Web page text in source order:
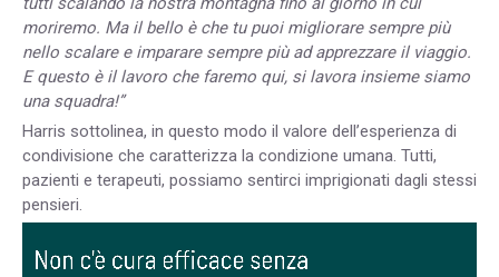
moriremo. Ma il bello è che tu puoi migliorare sempre più
nello scalare e imparare sempre più ad apprezzare il viaggio.
E questo è il lavoro che faremo qui, si lavora insieme siamo
una squadra!”
Harris sottolinea, in questo modo il valore dell’esperienza di
condivisione che caratterizza la condizione umana. Tutti,
pazienti e terapeuti, possiamo sentirci imprigionati dagli stessi
pensieri.